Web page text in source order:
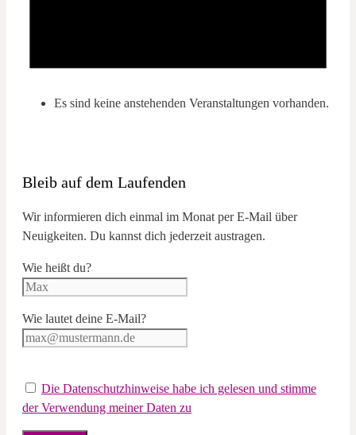
Es sind keine anstehenden Veranstaltungen vorhanden.
Bleib auf dem Laufenden
Wir informieren dich einmal im Monat per E-Mail über
Neuigkeiten. Du kannst dich jederzeit austragen.
Wie heißt du?
Wie lautet deine E-Mail?
Die Datenschutzhinweise habe ich gelesen und stimme
der Verwendung meiner Daten zu